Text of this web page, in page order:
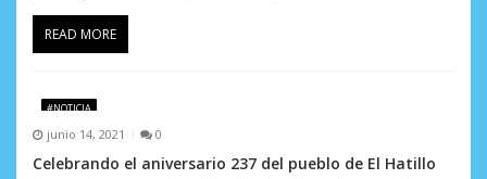
READ MORE
#NOTICIA
junio 14, 2021 0
Celebrando el aniversario 237 del pueblo de El Hatillo